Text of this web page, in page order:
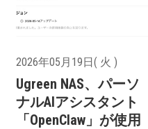
2026年05月19日( 火 )
Ugreen NAS、パーソ
ナルAIアシスタント
「OpenClaw」が使用